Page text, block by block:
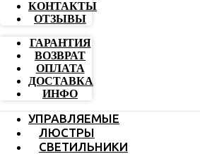
КОНТАКТЫ
ОТЗЫВЫ
ГАРАНТИЯ
ВОЗВРАТ
ОПЛАТА
ДОСТАВКА
ИНФО
УПРАВЛЯЕМЫЕ
ЛЮСТРЫ
СВЕТИЛЬНИКИ